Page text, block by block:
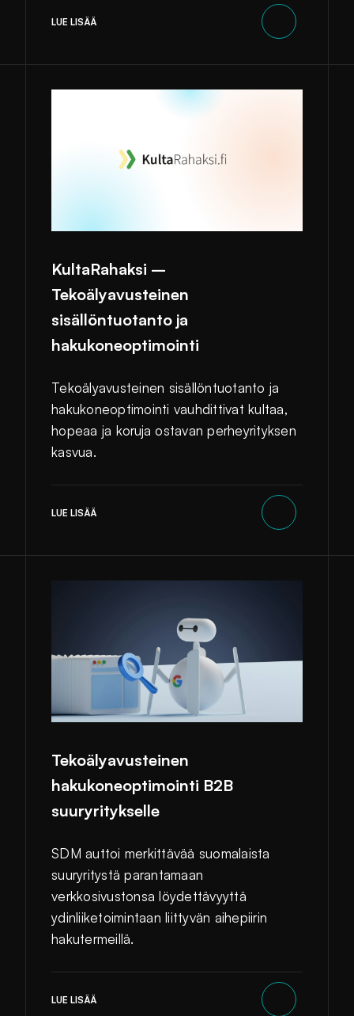
LUE LISÄÄ
KultaRahaksi –
Tekoälyavusteinen
sisällöntuotanto ja
hakukoneoptimointi
Tekoälyavusteinen sisällöntuotanto ja
hakukoneoptimointi vauhdittivat kultaa,
hopeaa ja koruja ostavan perheyrityksen
kasvua.
LUE LISÄÄ
Tekoälyavusteinen
hakukoneoptimointi B2B
suuryritykselle
SDM auttoi merkittävää suomalaista
suuryritystä parantamaan
verkkosivustonsa löydettävyyttä
ydinliiketoimintaan liittyvän aihepiirin
hakutermeillä.
LUE LISÄÄ